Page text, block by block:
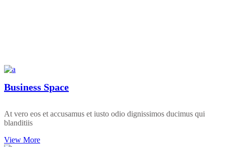
Business Space
At vero eos et accusamus et iusto odio dignissimos ducimus qui
blanditiis
View More